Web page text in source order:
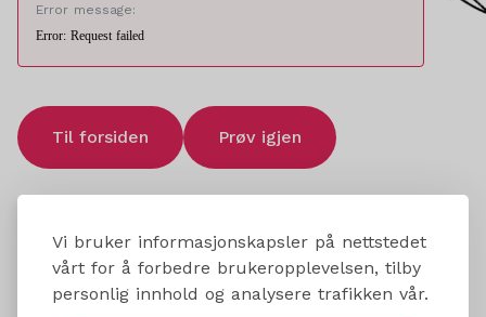
Vi bruker informasjonskapsler på nettstedet
vårt for å forbedre brukeropplevelsen, tilby
personlig innhold og analysere trafikken vår.
Error message:
Error: Request failed
Til forsiden Prøv igjen